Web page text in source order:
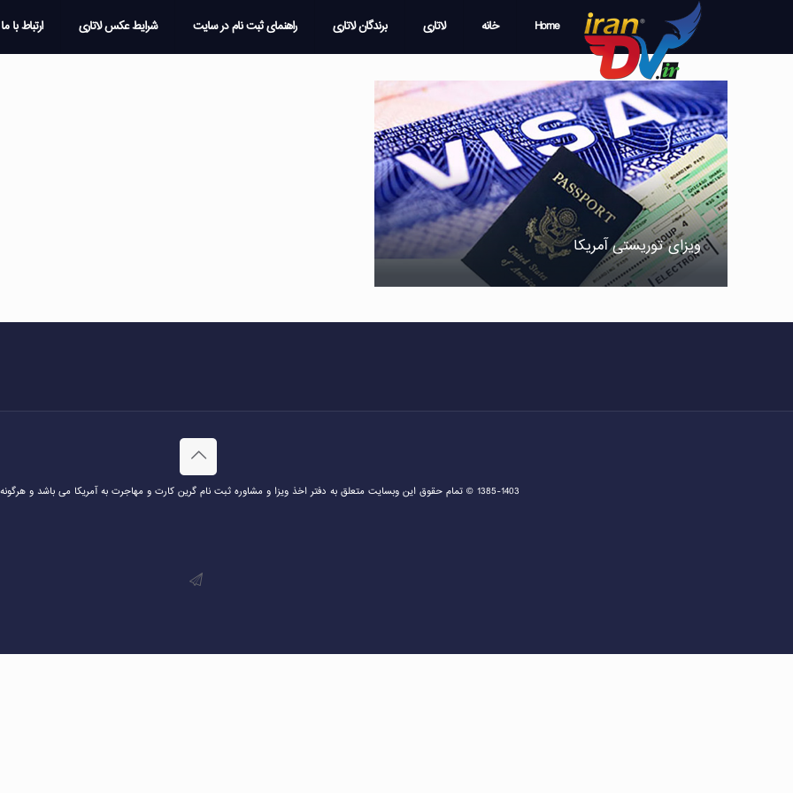
Home خانه لاتاری برندگان لاتاری راهنمای ثبت نام در سایت شرایط عکس لاتاری ارتباط با ما
ویزای توریستی آمریکا
1385-1403 © تمام حقوق این وبسایت متعلق به دفتر اخذ ویزا و مشاوره ثبت نام گرین کارت و مهاجرت به آمریکا می باشد و هرگونه کپی برداری پیگرد قانونی دارد.